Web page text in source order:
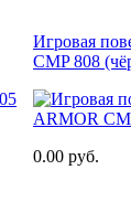
Игровая
CMP 808
0.00 руб.